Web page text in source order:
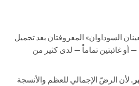
السوداوان» المعروفتان بعد تجميل
— أو غائبتين تماماً — لدى كثير من
لأن الرضّ الإجمالي للعظم والأنسجة